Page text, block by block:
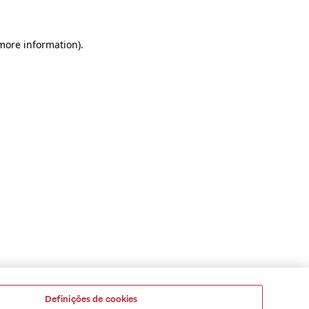
information).
Definições de cookies